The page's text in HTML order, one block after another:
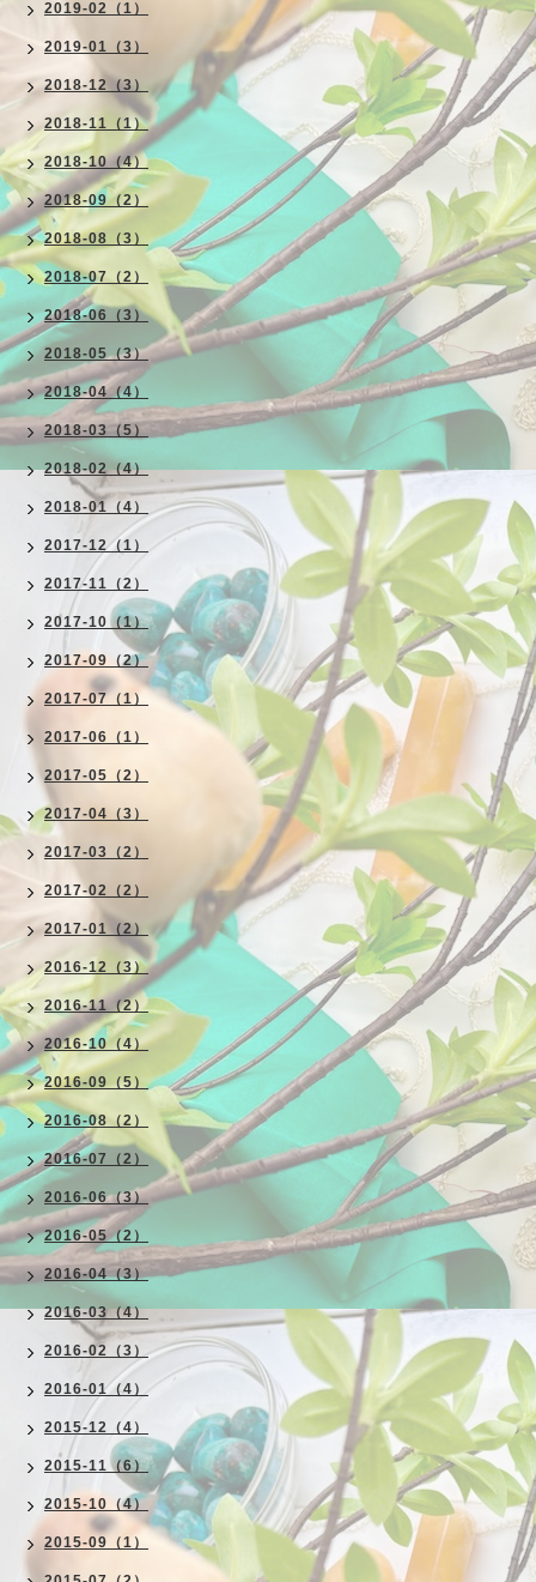
2019-02（1）
2019-01（3）
2018-12（3）
2018-11（1）
2018-10（4）
2018-09（2）
2018-08（3）
2018-07（2）
2018-06（3）
2018-05（3）
2018-04（4）
2018-03（5）
2018-02（4）
2018-01（4）
2017-12（1）
2017-11（2）
2017-10（1）
2017-09（2）
2017-07（1）
2017-06（1）
2017-05（2）
2017-04（3）
2017-03（2）
2017-02（2）
2017-01（2）
2016-12（3）
2016-11（2）
2016-10（4）
2016-09（5）
2016-08（2）
2016-07（2）
2016-06（3）
2016-05（2）
2016-04（3）
2016-03（4）
2016-02（3）
2016-01（4）
2015-12（4）
2015-11（6）
2015-10（4）
2015-09（1）